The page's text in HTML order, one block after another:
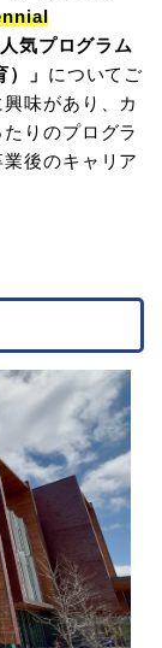
人気プログラム
」 についてご
味があり、カ
りのプログラ
後のキャリア